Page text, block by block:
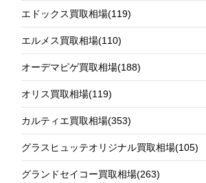
エドックス買取相場(119)
エルメス買取相場(110)
オーデマピゲ買取相場(188)
オリス買取相場(119)
カルティエ買取相場(353)
グラスヒュッテオリジナル買取相場(105)
グランドセイコー買取相場(263)